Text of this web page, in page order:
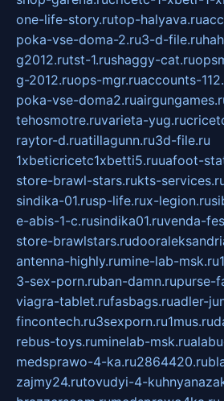
one-life-story.rutop-halyava.ru
poka-vse-doma-2.ru3-d-file.ru
g2012.rutst-1.rushaggy-cat.ru
g-2012.ruops-mgr.ruaccounts-
poka-vse-doma2.ru
tehosmotre.ruvarieta-yug.ru
raytor-d.ruatillagunn.ru3d-file.ru
1xbeticricetc1xbetti5.ruuafoot-
store-brawl-stars.rukts-
sindika-01.rusp-life.rux-legion.ru
e-abis-1-c.rusindika01.ruvenda-
store-brawlstars.ru
antenna-highly.rumine-lab-msk.ru
3-sex-porn.ruban-damn.rupurse-
viagra-tablet.rufasbags.ruadler-
fincontech.ru3sexporn.ru1mus.ru
rebus-toys.ruminelab-msk.ru
medsprawo-4-ka.ru2864420.ru
zajmy24.rutovudyi-4-